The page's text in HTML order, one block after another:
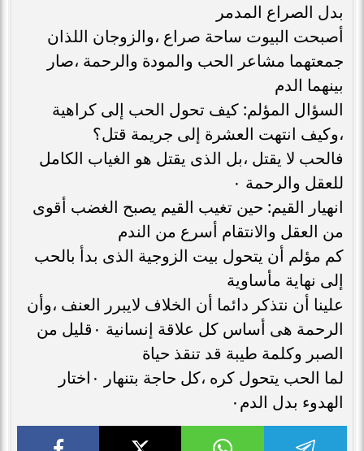
بدل الصراع المدمر
أصبحت البيوت ساحة صراع ،والزوجان اللذان
جمعتهما مشاعر الحب والمودة والرحمة ،صار
بينهما الدم
السؤال المؤلم: كيف تحول الحب إلى كراهية
،وكيف انتهت العشرة إلى جريمة قتل؟
فالحب لا يقتل ،بل الذى يقتل هو الغياب الكامل
للعقل والرحمة ٠
انهيار القيم: حين تغيب القيم يصبح الغضب أقوى
من العقل والانتقام أسرع من الندم
كم مؤلم أن يتحول بيت الزوجية الذى بدأ بالحب
إلى نهاية مأساوية
علينا أن نتذكر دائما أن الخلاف لايبرر العنف ،وأن
الرحمة هى أساس كل علاقة إنسانية ٠قليل من
الصبر وكلمة طيبة قد تنقذ حياة
لما الحب يتحول كره ،كل حاجة بتنهار ٠اختار
الهدوء بدل الدم٠